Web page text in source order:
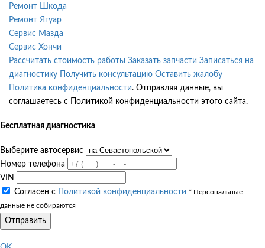
Ремонт Шкода
Ремонт Ягуар
Сервис Мазда
Сервис Хончи
Рассчитать стоимость работы Заказать запчасти Записаться на
диагностику
Получить консультацию Оставить жалобу
Политика конфиденциальности. Отправляя данные, вы
соглашаетесь с Политикой конфиденциальности этого сайта.
Бесплатная диагностика
Выберите автосервис
Номер телефона
VIN
Согласен с
Политикой конфиденциальности * Персональные
данные не собираются
Отправить